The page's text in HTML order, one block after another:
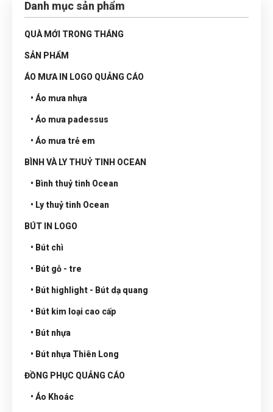
Danh mục sản phẩm
QUÀ MỚI TRONG THÁNG
SẢN PHẨM
ÁO MƯA IN LOGO QUẢNG CÁO
• Áo mưa nhựa
• Áo mưa padessus
• Áo mưa trẻ em
BÌNH VÀ LY THUỶ TINH OCEAN
• Bình thuỷ tinh Ocean
• Ly thuỷ tinh Ocean
BÚT IN LOGO
• Bút chì
• Bút gỗ - tre
• Bút highlight - Bút dạ quang
• Bút kim loại cao cấp
• Bút nhựa
• Bút nhựa Thiên Long
ĐỒNG PHỤC QUẢNG CÁO
• Áo Khoác